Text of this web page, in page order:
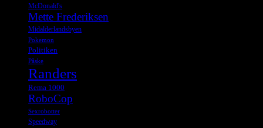
McDonald's
Mette Frederiksen
Midalderlandsbyen
Pokemon
Politiken
Påske
Randers
Rema 1000
RoboCop
Sexrobotter
Speedway